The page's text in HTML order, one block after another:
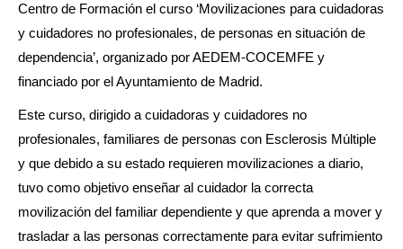
Centro de Formación el curso ‘Movilizaciones para cuidadoras
y cuidadores no profesionales, de personas en situación de
dependencia’, organizado por AEDEM-COCEMFE y
financiado por el Ayuntamiento de Madrid.
Este curso, dirigido a cuidadoras y cuidadores no
profesionales, familiares de personas con Esclerosis Múltiple
y que debido a su estado requieren movilizaciones a diario,
tuvo como objetivo enseñar al cuidador la correcta
movilización del familiar dependiente y que aprenda a mover y
trasladar a las personas correctamente para evitar sufrimiento